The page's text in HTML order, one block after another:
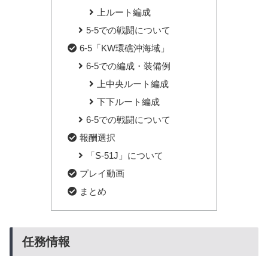
上ルート編成
5-5での戦闘について
6-5「KW環礁沖海域」
6-5での編成・装備例
上中央ルート編成
下下ルート編成
6-5での戦闘について
報酬選択
「S-51J」について
プレイ動画
まとめ
任務情報